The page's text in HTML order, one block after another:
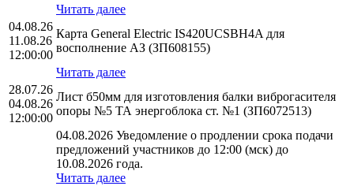
Читать далее
04.08.26
11.08.26
12:00:00
Карта General Electric IS420UCSBH4A для
восполнение АЗ (ЗП608155)
Читать далее
28.07.26
04.08.26
12:00:00
Лист б50мм для изготовления балки виброгасителя
опоры №5 ТА энергоблока ст. №1 (ЗП6072513)
04.08.2026 Уведомление о продлении срока подачи
предложений участников до 12:00 (мск) до
10.08.2026 года.
Читать далее